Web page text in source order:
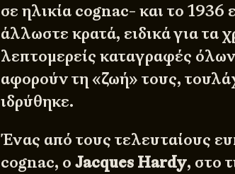
σε ηλικία cognac- και το
άλλωστε κρατά, ειδικά για τα
λεπτομερείς καταγραφές
αφορούν τη «ζωή» τους,
ιδρύθηκε.
Ένας από τους τελευταίους
cognac, οJacques Hardy, στο